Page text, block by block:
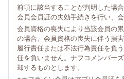
前項に該当することが判明した場
会員会員証の失効手続きを行い、
会員資格の喪失により当該会員の
の場合、会員資格の喪失に伴う損
履行責任または不法行為責任を負
任を負いません。ナフコメンバー
却するものとします。